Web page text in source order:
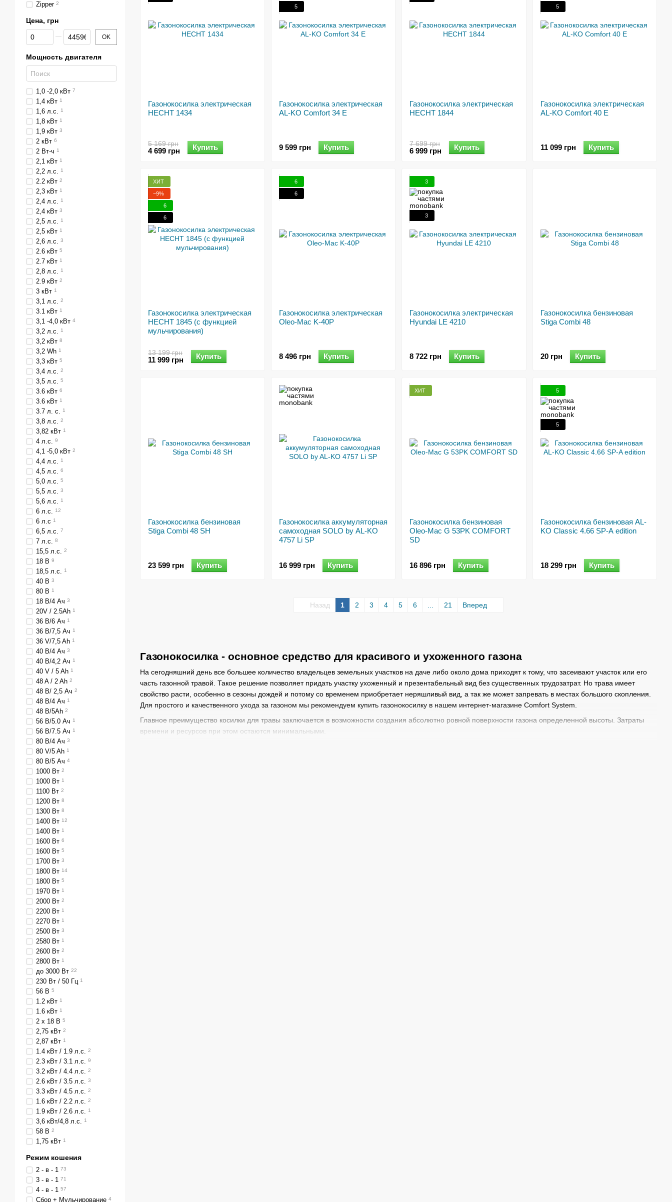
Газонокосилка - основное средство для красивого и ухоженного газона
На сегодняшний день все большее количество владельцев земельных участков на даче либо около дома приходят к тому, что засеивают участок или его
часть газонной травой. Такое решение позволяет придать участку ухоженный и презентабельный вид без существенных трудозатрат. Но трава имеет
свойство расти, особенно в сезоны дождей и потому со временем приобретает неряшливый вид, а так же может запревать в местах большого скопления.
Для простого и качественного ухода за газоном мы рекомендуем купить газонокосилку в нашем интернет-магазине Comfort System.
Главное преимущество косилки для травы заключается в возможности создания абсолютно ровной поверхности газона определенной высоты. Затраты
времени и ресурсов при этом остаются минимальными.
Газонокосилка электрическая
HECHT 1434
5 169 грн
4 699 грн Купить
5
Газонокосилка электрическая
AL-KO Comfort 34 E
9 599 грн Купить
Газонокосилка электрическая
HECHT 1844
7 699 грн
6 999 грн Купить
5
Газонокосилка электрическая
AL-KO Comfort 40 E
11 099 грн Купить
ХИТ
−9%
6
6
Газонокосилка электрическая
HECHT 1845 (с функцией
мульчирования)
13 199 грн
11 999 грн Купить
6
6
Газонокосилка электрическая
Oleo-Mac K-40P
8 496 грн Купить
3
3
Газонокосилка электрическая
Hyundai LE 4210
8 722 грн Купить
Газонокосилка бензиновая
Stiga Combi 48
20 грн Купить
Газонокосилка бензиновая
Stiga Combi 48 SH
23 599 грн Купить
Газонокосилка аккумуляторная
самоходная SOLO by AL-KO
4757 Li SP
16 999 грн Купить
ХИТ
Газонокосилка бензиновая
Оlео-Маc G 53PK COMFORT
SD
16 896 грн Купить
5
5
Газонокосилка бензиновая AL-
KO Classic 4.66 SP-A edition
18 299 грн Купить
Назад 1 2 3 4 5 6 21 Вперед
Zipper 2
Цена, грн
От Цена, грн
До Цена, грн OK
Мощность двигателя
1,0 -2,0 кВт 7
1,4 кВт 1
1,6 л.с. 1
1,8 кВт 1
1,9 кВт 3
2 кВт 6
2 Вт-ч 1
2,1 кВт 1
2,2 л.с. 1
2.2 кВт 2
2,3 кВт 1
2,4 л.с. 1
2,4 кВт 3
2,5 л.с. 1
2,5 кВт 1
2,6 л.с. 3
2.6 кВт 5
2.7 кВт 1
2,8 л.с. 1
2.9 кВт 2
3 кВт 1
3,1 л.с. 2
3.1 кВт 1
3,1 -4,0 кВт 4
3,2 л.с. 1
3,2 кВт 8
3,2 Wh 1
3,3 кВт 5
3,4 л.с. 2
3,5 л.с. 5
3.6 кВт 6
3.6 кВт 1
3.7 л. с. 1
3,8 л.с. 2
3,82 кВт 1
4 л.с. 9
4,1 -5,0 кВт 2
4,4 л.с. 1
4,5 л.с. 6
5,0 л.с. 5
5,5 л.с. 3
5,6 л.с. 1
6 л.с. 12
6 л.с 1
6,5 л.с. 7
7 л.с. 8
15,5 л.с. 2
18 В 9
18,5 л.с. 1
40 В 3
80 В 1
18 В/4 Ач 3
20V / 2.5Аh 1
36 В/6 Ач 1
36 В/7,5 Ач 1
36 V/7,5 Ah 1
40 В/4 Ач 3
40 В/4,2 Ач 1
40 V / 5 Ah 1
48 A / 2 Ah 2
48 В/ 2,5 Ач 2
48 В/4 Ач 1
48 В/5Ah 2
56 В/5.0 Ач 1
56 В/7.5 Ач 1
80 В/4 Ач 3
80 V/5 Ah 1
80 В/5 Ач 4
1000 Вт 2
1000 Вт 1
1100 Вт 2
1200 Вт 8
1300 Вт 8
1400 Вт 12
1400 Вт 1
1600 Вт 6
1600 Вт 5
1700 Вт 3
1800 Вт 14
1800 Вт 5
1970 Вт 1
2000 Вт 2
2200 Вт 1
2270 Вт 1
2500 Вт 3
2580 Вт 1
2600 Вт 2
2800 Вт 1
до 3000 Вт 22
230 Вт / 50 Гц 1
56 В 5
1.2 кВт 1
1.6 кВт 1
2 x 18 В 5
2,75 кВт 2
2,87 кВт 1
1.4 кВт / 1.9 л.с. 2
2.3 кВт / 3.1 л.с. 9
3.2 кВт / 4.4 л.с. 2
2.6 кВт / 3.5 л.с. 3
3.3 кВт / 4.5 л.с. 2
1.6 кВт / 2.2 л.с. 2
1.9 кВт / 2.6 л.с. 1
3,6 кВт/4,8 л.с. 1
58 В 2
1,75 кВт 1
Режим кошения
2 - в - 1 73
3 - в - 1 71
4 - в - 1 57
Сбор + Мульчирование 4